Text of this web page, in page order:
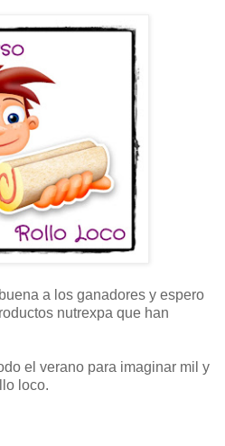
a los ganadores y espero
nutrexpa que han
el verano para imaginar mil y
loco.